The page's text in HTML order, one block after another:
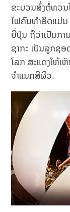
ຂະບວນສົ່ງຕໍ່ທວ
ໄຟຄົນທຳອິດແມ່ນ
ຍີ່ປຸ່ນ ຖືວ່າເປັນກາ
ຊາກະ ເປັນລູກຊ
ໂລກ ສະແດງໃຫ້ເ
ຈຳແນກສີຜິວ.